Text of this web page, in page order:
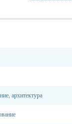
архитектура